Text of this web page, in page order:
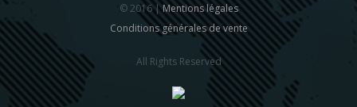
© 2016 |Mentions légales
Conditions générales de vente
All Rights Reserved